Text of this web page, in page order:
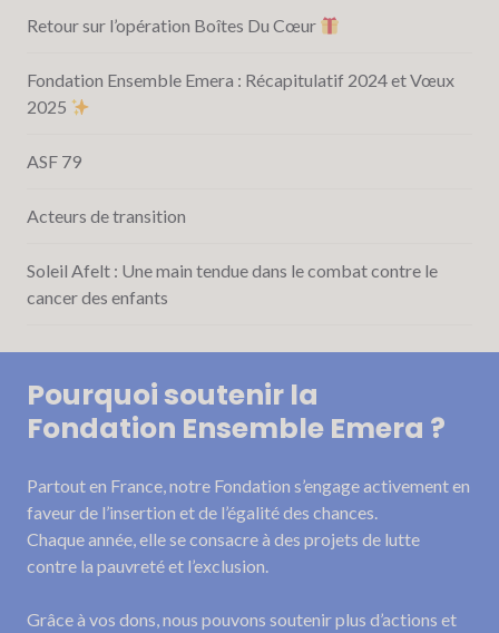
Retour sur l’opération Boîtes Du Cœur
Fondation Ensemble Emera : Récapitulatif 2024 et Vœux
2025
ASF 79
Acteurs de transition
Soleil Afelt : Une main tendue dans le combat contre le
cancer des enfants
Pourquoi soutenir la
Fondation Ensemble Emera ?
Partout en France, notre Fondation s’engage activement en
faveur de l’insertion et de l’égalité des chances.
Chaque année, elle se consacre à des projets de lutte
contre la pauvreté et l’exclusion.
Grâce à vos dons, nous pouvons soutenir plus d’actions et